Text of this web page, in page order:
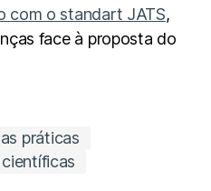
com o standart JATS,
face à proposta do
práticas